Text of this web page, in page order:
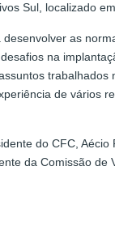
Sul, localizado
as
na
de vários
do CFC,
da Comissão de